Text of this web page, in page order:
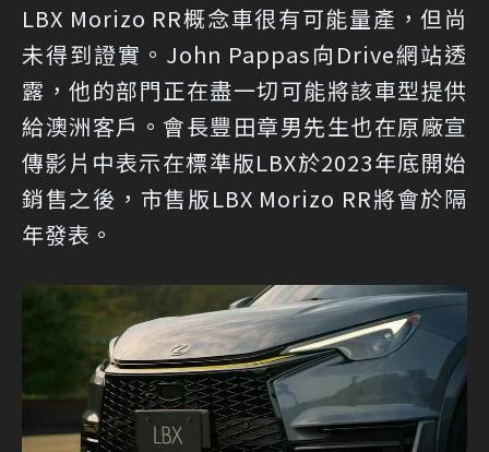
LBX Morizo RR概念車很有可能量產，但尚
未得到證實。John Pappas向Drive網站透
露，他的部門正在盡一切可能將該車型提供
給澳洲客戶。會長豐田章男先生也在原廠宣
傳影片中表示在標準版LBX於2023年底開始
銷售之後，市售版LBX Morizo RR將會於隔
年發表。